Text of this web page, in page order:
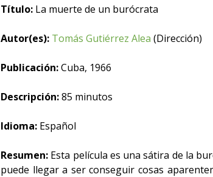
Título: La muerte de un burócrata
Autor(es): Tomás Gutiérrez Alea (Dirección)
Publicación:Cuba, 1966
Descripción:85 minutos
Idioma: Español
Resumen: Esta película es una sátira de la
puede llegar a ser conseguir cosas